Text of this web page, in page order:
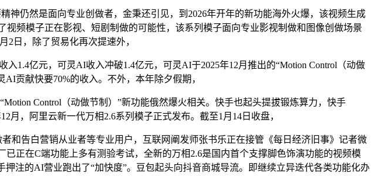
仍然是面向专业创做者，金秉还引见，到2026年开年的新功能海外火爆，该视频生成
频模子正在影视、短剧制做的可能性，该系列模子面向专业影视制做和图像创做场景
2日，除了贸易化再次提速外，
亿元，可灵AI收入冲破1.4亿元，可灵AI于2025年12月推出的“Motion Control（动做
贡献快要70%的收入。不外，本年除夕假期，
Control（动做节制）”新功能俄然爆火相关。快手也起头提拔锻炼算力，快手
月，阿里云新一代万相2.6系列模子正式发布。截至1月14日收盘，
告白营销从业者等专业用户，互联网阐发师张书乐正在接管《每日经济旧事》记者微
正在C端功能上多有测验考试，全新的万相2.6是国内首个支撑脚色饰演功能的视频模
注的AI营业跑出了“加快度”。豆包起头向抖音商城导流。即继续立异迭代各类功能化办